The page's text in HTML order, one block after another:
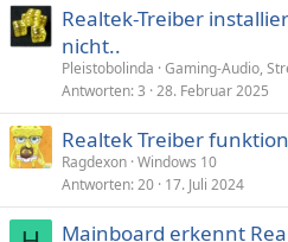
Realtek-Treiber
nicht..
Pleistobolinda Gaming-Audio,
Antworten 3 28. Februar 2025
Realtek Treiber
Ragdexon Windows 10
Antworten 20 17. Juli 2024
Mainboard erkennt